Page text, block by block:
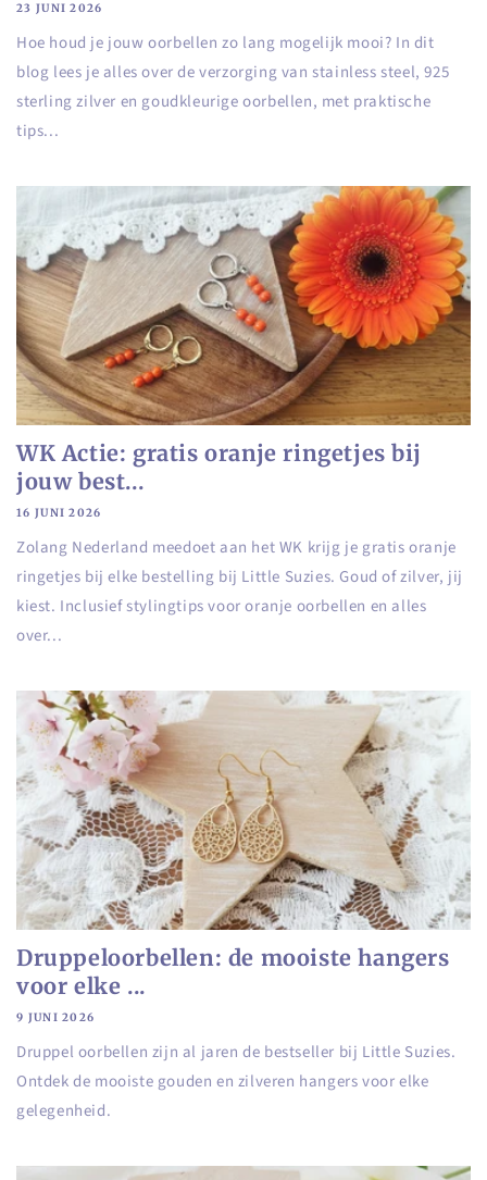
23 JUNI 2026
Hoe houd je jouw oorbellen zo lang mogelijk mooi? In dit
blog lees je alles over de verzorging van stainless steel, 925
sterling zilver en goudkleurige oorbellen, met praktische
tips...
WK Actie: gratis oranje ringetjes bij
jouw best...
16 JUNI 2026
Zolang Nederland meedoet aan het WK krijg je gratis oranje
ringetjes bij elke bestelling bij Little Suzies. Goud of zilver, jij
kiest. Inclusief stylingtips voor oranje oorbellen en alles
over...
Druppeloorbellen: de mooiste hangers
voor elke ...
9 JUNI 2026
Druppel oorbellen zijn al jaren de bestseller bij Little Suzies.
Ontdek de mooiste gouden en zilveren hangers voor elke
gelegenheid.